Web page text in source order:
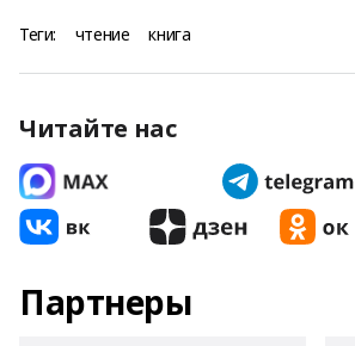
Теги: чтение книга
Читайте нас
Партнеры